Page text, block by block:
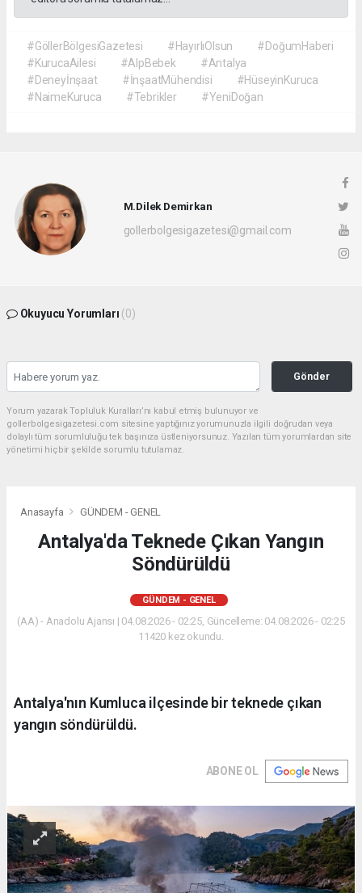
#GöllerBölgesiGazetesi #HayırlıOlsun
#DoğumHaberi
#KurucaAilesi
#AlpBebek
#Antalya
#Deneyİnşaat
#İnşaatMühendisi
#HüseyinKuruca
#NaimeKuruca
#Tebrikler #YeniDoğan
M.Dilek Demirkan
gollerbolgesigazetesi@gmail.com
Okuyucu Yorumları (0)
Gönder
Yorum yazarak Topluluk Kuralları’nı kabul etmiş bulunuyor ve
gollerbolgesigazetesi.com sitesine yaptığınız yorumunuzla ilgili doğrudan veya
dolaylı tüm sorumluluğu tek başınıza üstleniyorsunuz. Yazılan tüm yorumlardan site
yönetimi hiçbir şekilde sorumlu tutulamaz.
Anasayfa GÜNDEM - GENEL
Antalya'da Teknede Çıkan Yangın
Söndürüldü
GÜNDEM - GENEL
(AA) - Anadolu Ajansı | 04.08.2026 - 02:25, Güncelleme: 04.08.2026 - 02:25
11420 kez okundu.
Antalya'nın Kumluca ilçesinde bir teknede çıkan
yangın söndürüldü.
ABONE OL